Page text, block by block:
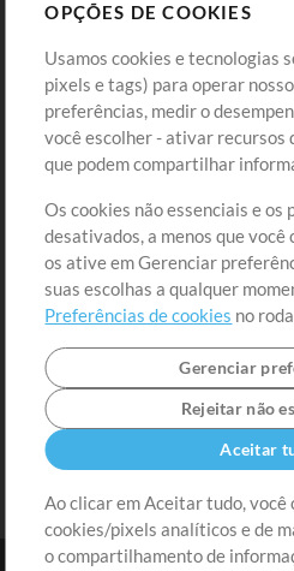
Comprar Créditos
Conteúdo Grátis
Solicite uma Música
Extras
Sessões
Envie seu conteúdo
Playlist
MT Conference
Ir
OPÇÕES DE COOKIES
Usamos cookies e tecnologias
pixels e tags) para operar
preferências, medir o
você escolher - ativar recursos
que podem compartilhar
Os cookies não essenciais e os
desativados, a menos que
os ative em Gerenciar
suas escolhas a qualquer
Preferências de cookies no
Gerenciar
Rejeitar não
Aceitar
Ao clicar em Aceitar tudo, você
cookies/pixels analíticos e de
o compartilhamento de